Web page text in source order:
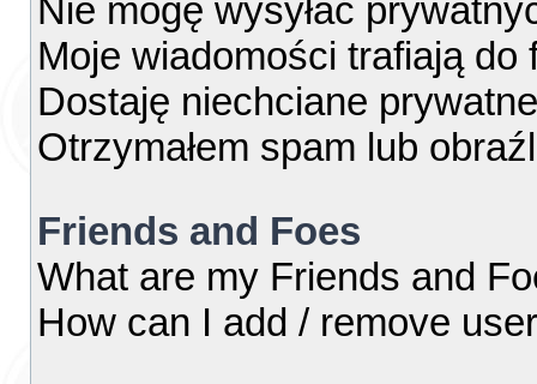
Nie mogę wysyłać
Moje wiadomości trafiają do
Dostaję niechciane
Otrzymałem spam lub
Friends and Foes
What are my Friends and
How can I add / remove